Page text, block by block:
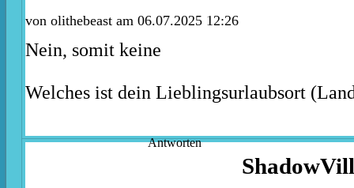
von olithebeast am 06.07.2025 12:26
Nein, somit keine
Welches ist dein Lieblingsurlaubsort
Antworten